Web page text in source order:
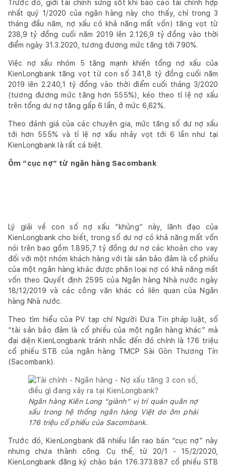
Trước đó, giới tài chính sửng sốt khi báo cáo tài chính hợp
nhất quý 1/2020 của ngân hàng này cho thấy, chỉ trong 3
tháng đầu năm, nợ xấu có khả năng mất vốn) tăng vọt từ
238,9 tỷ đồng cuối năm 2019 lên 2.126,9 tỷ đồng vào thời
điểm ngày 31.3.2020, tương đương mức tăng tới 790%.
Việc nợ xấu nhóm 5 tăng mạnh khiến tổng nợ xấu của
KienLongbank tăng vọt từ con số 341,8 tỷ đồng cuối năm
2019 lên 2.240,1 tỷ đồng vào thời điểm cuối tháng 3/2020
(tương đương mức tăng hơn 555%), kéo theo tỉ lệ nợ xấu
trên tổng dư nợ tăng gấp 6 lần, ở mức 6,62%.
Theo đánh giá của các chuyên gia, mức tăng số dư nợ xấu
tới hơn 555% và tỉ lệ nợ xấu nhảy vọt tới 6 lần như tại
KienLongbank là rất cá biệt.
Ôm “cục nợ” từ ngân hàng Sacombank
Lý giải về con số nợ xấu “khủng” này, lãnh đạo của
KienLongbank cho biết, trong số dư nợ có khả năng mất vốn
nói trên bao gồm 1.895,7 tỷ đồng dư nợ các khoản cho vay
đối với một nhóm khách hàng với tài sản bảo đảm là cổ phiếu
của một ngân hàng khác được phân loại nợ có khả năng mất
vốn theo Quyết định 2595 của Ngân hàng Nhà nước ngày
18/12/2019 và các công văn khác có liên quan của Ngân
hàng Nhà nước.
Theo tìm hiểu của PV tạp chí Người Đưa Tin pháp luật, số
“tài sản bảo đảm là cổ phiếu của một ngân hàng khác” mà
đại diện KienLongbank tránh nhắc đến đó chính là 176 triệu
cổ phiếu STB của ngân hàng TMCP Sài Gòn Thương Tín
(Sacombank).
Ngân hàng Kiên Long “giành” vị trí quán quân nợ
xấu trong hệ thống ngân hàng Việt do ôm phải
176 triệu cổ phiếu của Sacombank.
Trước đó, KienLongbank đã nhiều lần rao bán “cục nợ” này
nhưng chưa thành công. Cụ thể, từ 20/1 - 15/2/2020,
KienLongbank đăng ký chào bán 176.373.887 cổ phiếu STB